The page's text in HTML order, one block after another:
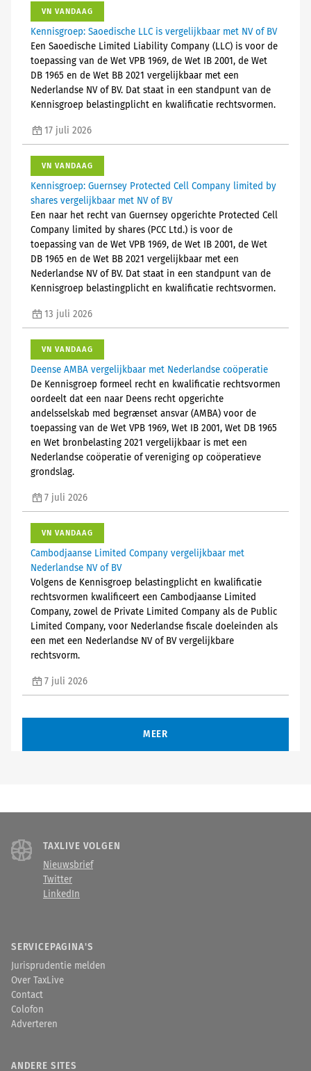
VN VANDAAG
Kennisgroep: Saoedische LLC is vergelijkbaar met NV of BV
Een Saoedische Limited Liability Company (LLC) is voor de
toepassing van de Wet VPB 1969, de Wet IB 2001, de Wet
DB 1965 en de Wet BB 2021 vergelijkbaar met een
Nederlandse NV of BV. Dat staat in een standpunt van de
Kennisgroep belastingplicht en kwalificatie rechtsvormen.
17 juli 2026
VN VANDAAG
Kennisgroep: Guernsey Protected Cell Company limited by
shares vergelijkbaar met NV of BV
Een naar het recht van Guernsey opgerichte Protected Cell
Company limited by shares (PCC Ltd.) is voor de
toepassing van de Wet VPB 1969, de Wet IB 2001, de Wet
DB 1965 en de Wet BB 2021 vergelijkbaar met een
Nederlandse NV of BV. Dat staat in een standpunt van de
Kennisgroep belastingplicht en kwalificatie rechtsvormen.
13 juli 2026
VN VANDAAG
Deense AMBA vergelijkbaar met Nederlandse coöperatie
De Kennisgroep formeel recht en kwalificatie rechtsvormen
oordeelt dat een naar Deens recht opgerichte
andelsselskab med begrænset ansvar (AMBA) voor de
toepassing van de Wet VPB 1969, Wet IB 2001, Wet DB 1965
en Wet bronbelasting 2021 vergelijkbaar is met een
Nederlandse coöperatie of vereniging op coöperatieve
grondslag.
7 juli 2026
VN VANDAAG
Cambodjaanse Limited Company vergelijkbaar met
Nederlandse NV of BV
Volgens de Kennisgroep belastingplicht en kwalificatie
rechtsvormen kwalificeert een Cambodjaanse Limited
Company, zowel de Private Limited Company als de Public
Limited Company, voor Nederlandse fiscale doeleinden als
een met een Nederlandse NV of BV vergelijkbare
rechtsvorm.
7 juli 2026
MEER
TAXLIVE VOLGEN
Nieuwsbrief
Twitter
LinkedIn
SERVICEPAGINA'S
Jurisprudentie melden
Over TaxLive
Contact
Colofon
Adverteren
ANDERE SITES